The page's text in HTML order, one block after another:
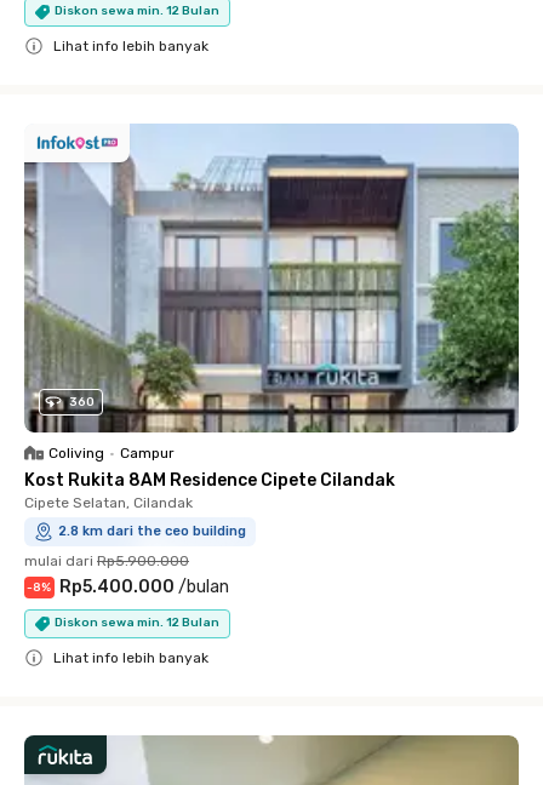
Diskon sewa min. 12 Bulan
Lihat info lebih banyak
360
Coliving • Campur
Kost Rukita 8AM Residence Cipete Cilandak
Cipete Selatan, Cilandak
2.8 km dari the ceo building
mulai dari Rp5.900.000
-8% Rp5.400.000 /bulan
Diskon sewa min. 12 Bulan
Lihat info lebih banyak